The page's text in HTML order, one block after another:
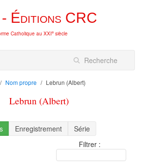
Éditions CRC
Catholique au XXIe siècle
Nom propre Lebrun (Albert)
Lebrun (Albert)
Enregistrement
Série
Filtrer :